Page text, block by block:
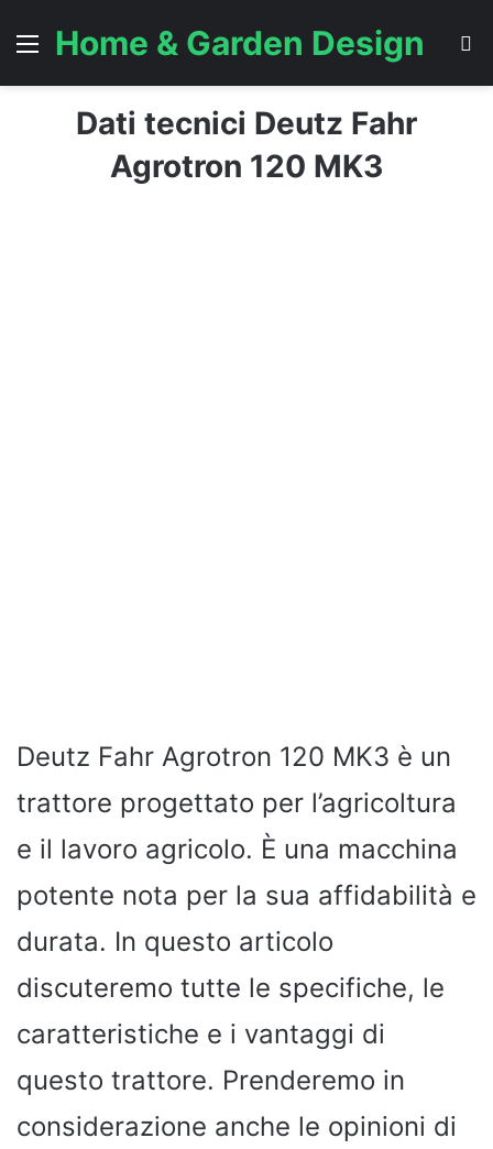
Menu
Home & Garden Design
Dati tecnici Deutz Fahr
Agrotron 120 MK3
Deutz Fahr Agrotron 120 MK3 è un
trattore progettato per l’agricoltura
e il lavoro agricolo. È una macchina
potente nota per la sua affidabilità e
durata. In questo articolo
discuteremo tutte le specifiche, le
caratteristiche e i vantaggi di
questo trattore. Prenderemo in
considerazione anche le opinioni di